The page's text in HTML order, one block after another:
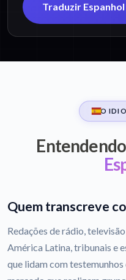
Traduzir
O
Entendendo
Quem transcreve
Redações de rádio,
América Latina, tribunais e
que lidam com